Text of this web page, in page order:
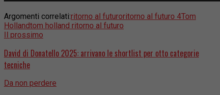
Argomenti correlati:ritorno al futuroritorno al futuro 4Tom
Hollandtom holland ritorno al futuro
Il prossimo
David di Donatello 2025: arrivano le shortlist per otto categorie
tecniche
Da non perdere